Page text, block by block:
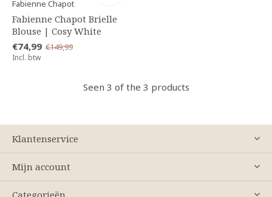
Fabienne Chapot
Fabienne Chapot Brielle
Blouse | Cosy White
€74,99 €149,99
Incl. btw
Seen 3 of the 3 products
Klantenservice
Mijn account
Categorieën